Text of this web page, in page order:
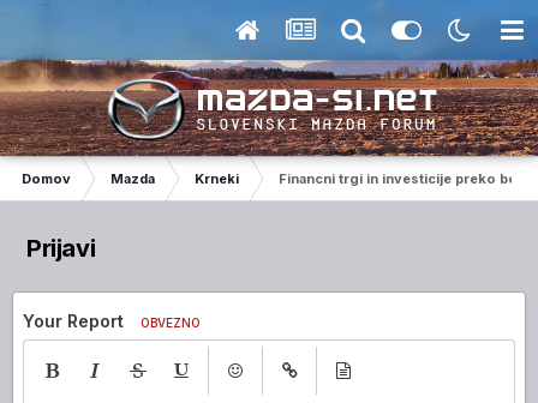
Domov Mazda Krneki Financni trgi in investicije preko
Prijavi
Your Report OBVEZNO